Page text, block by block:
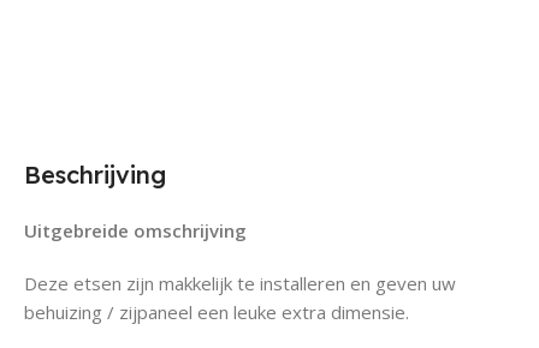
Beschrijving
Uitgebreide omschrijving
Deze etsen zijn makkelijk te installeren en geven uw
behuizing / zijpaneel een leuke extra dimensie.